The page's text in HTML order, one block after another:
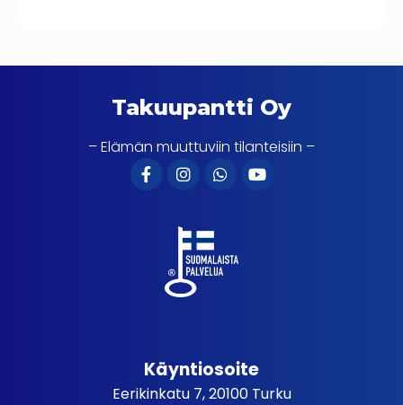
Takuupantti Oy
– Elämän muuttuviin tilanteisiin –
Käyntiosoite
Eerikinkatu 7, 20100 Turku